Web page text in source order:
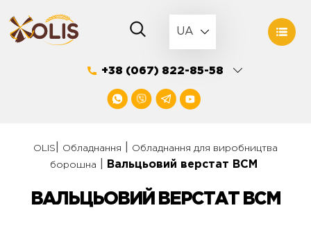
to
content
UA
+38 (067) 822-85-58
OLIS Обладнання
Обладнання для виробництва
борошна
Вальцьовий верстат ВСМ
ВАЛЬЦЬОВИЙ ВЕРСТАТ ВСМ